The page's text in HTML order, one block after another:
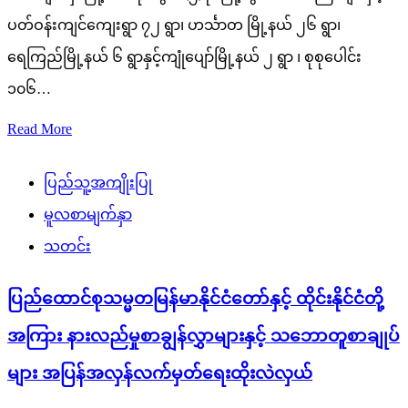
ပတ်ဝန်းကျင်ကျေးရွာ ၇၂ ရွာ၊ ဟင်္သာတ မြို့နယ် ၂၆ ရွာ၊
ရေကြည်မြို့နယ် ၆ ရွာနှင့်ကျုံပျော်မြို့နယ် ၂ ရွာ ၊ စုစုပေါင်း
၁၀၆…
Read More
ပြည်သူ့အကျိုးပြု
မူလစာမျက်နှာ
သတင်း
ပြည်ထောင်စုသမ္မတမြန်မာနိုင်ငံတော်နှင့် ထိုင်းနိုင်ငံတို့
အကြား နားလည်မှုစာချွန်လွှာများနှင့် သဘောတူစာချုပ်
များ အပြန်အလှန်လက်မှတ်ရေးထိုးလဲလှယ်